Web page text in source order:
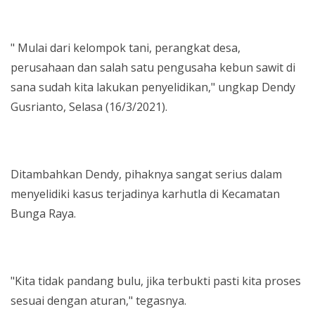
" Mulai dari kelompok tani, perangkat desa,
perusahaan dan salah satu pengusaha kebun sawit di
sana sudah kita lakukan penyelidikan," ungkap Dendy
Gusrianto, Selasa (16/3/2021).
Ditambahkan Dendy, pihaknya sangat serius dalam
menyelidiki kasus terjadinya karhutla di Kecamatan
Bunga Raya.
"Kita tidak pandang bulu, jika terbukti pasti kita proses
sesuai dengan aturan," tegasnya.